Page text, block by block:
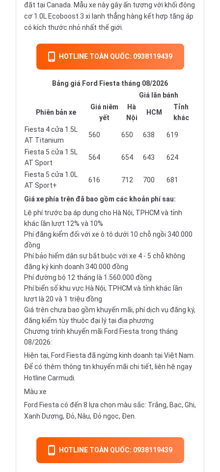
đặt tại Canada. Mẫu xe này gây ấn tượng với khối động
cơ 1.0L Ecoboost 3 xi lanh thẳng hàng kết hợp tăng áp
có kích thước nhỏ nhất thế giới.
HOTLINE TOÀN QUỐC: 0938119439
Bảng giá Ford Fiesta tháng 08/2026
Giá lăn bánh
Phiên bản xe
Giá niêm
yết
Hà
Nội
HCM
Tỉnh
khác
Fiesta 4 cửa 1.5L
AT Titanium
560 650 638 619
Fiesta 5 cửa 1.5L
AT Sport
564 654 643 624
Fiesta 5 cửa 1.0L
AT Sport+
616 712 700 681
Giá xe phía trên đã bao gồm các khoản phí sau:
Lệ phí trước bạ áp dụng cho Hà Nội, TPHCM và tỉnh
khác lần lượt 12% và 10%
Phí đăng kiểm đối với xe ô tô dưới 10 chỗ ngồi 340.000
đồng
Phí bảo hiểm dân sự bắt buộc với xe 4 - 5 chỗ không
đăng ký kinh doanh 340.000 đồng
Phí đường bộ 12 tháng là 1.560.000 đồng
Phí biển số khu vực Hà Nội, TPHCM và tỉnh khác lần
lượt là 20 và 1 triệu đồng
Giá trên chưa bao gồm khuyến mãi, phí dịch vụ đăng ký,
đăng kiểm tùy thuộc đại lý tại địa phương
Chương trình khuyến mãi Ford Fiesta trong tháng
08/2026:
Hiện tại, Ford Fiesta đã ngừng kinh doanh tại Việt Nam.
Để có thêm thông tin khuyến mãi chi tiết, liên hệ ngay
Hotline Carmudi.
Màu xe
Ford Fiesta có đến 8 lựa chọn màu sắc: Trắng, Bạc, Ghi,
Xanh Dương, Đỏ, Nâu, Đỏ ngọc, Đen.
HOTLINE TOÀN QUỐC: 0938119439